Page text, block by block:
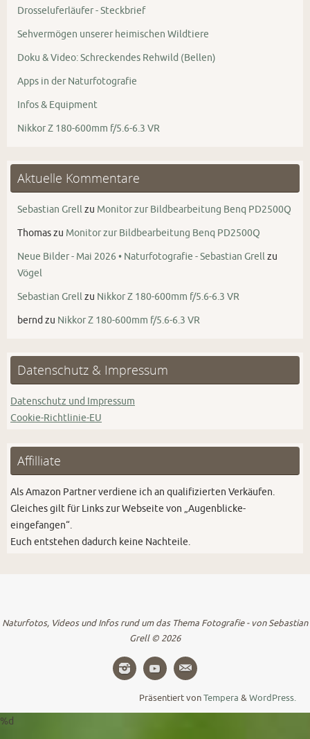
Drosseluferläufer - Steckbrief
Sehvermögen unserer heimischen Wildtiere
Doku & Video: Schreckendes Rehwild (Bellen)
Apps in der Naturfotografie
Infos & Equipment
Nikkor Z 180-600mm f/5.6-6.3 VR
Aktuelle Kommentare
Sebastian Grellzu Monitor zur Bildbearbeitung Benq PD2500Q
Thomaszu Monitor zur Bildbearbeitung Benq PD2500Q
Neue Bilder - Mai 2026 • Naturfotografie - Sebastian Grellzu
Vögel
Sebastian Grellzu Nikkor Z 180-600mm f/5.6-6.3 VR
bernd zu Nikkor Z 180-600mm f/5.6-6.3 VR
Datenschutz & Impressum
Datenschutz und Impressum
Cookie-Richtlinie-EU
Affilliate
Als Amazon Partner verdiene ich an qualifizierten Verkäufen.
Gleiches gilt für Links zur Webseite von „Augenblicke-
eingefangen“.
Euch entstehen dadurch keine Nachteile.
Naturfotos, Videos und Infos rund um das Thema Fotografie - von Sebastian
Grell © 2026
Präsentiert vonTempera &WordPress.
%d